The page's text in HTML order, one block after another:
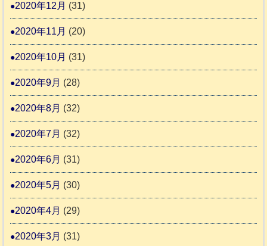
2020年12月 (31)
2020年11月 (20)
2020年10月 (31)
2020年9月 (28)
2020年8月 (32)
2020年7月 (32)
2020年6月 (31)
2020年5月 (30)
2020年4月 (29)
2020年3月 (31)